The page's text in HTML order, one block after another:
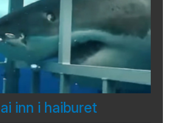
inn i haiburet